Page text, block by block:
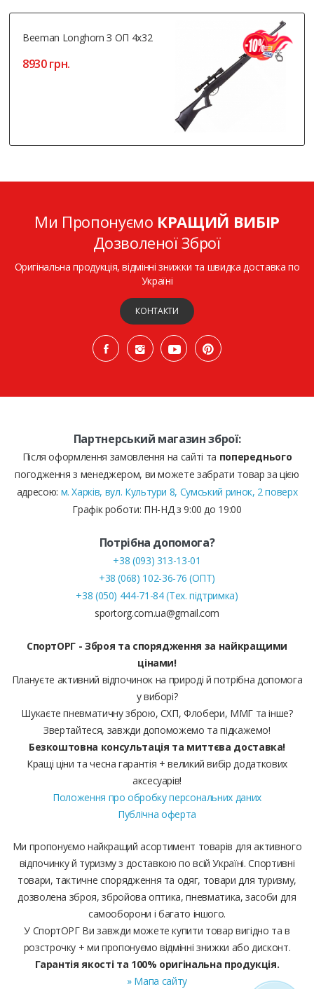
Beeman Longhorn З ОП 4x32
8930 грн.
Ми Пропонуємо КРАЩИЙ ВИБІР
Дозволеної Зброї
Оригінальна продукція, відмінні знижки та швидка доставка по
Україні
КОНТАКТИ
Партнерський магазин зброї:
Після оформлення замовлення на сайті та попереднього
погодження з менеджером, ви можете забрати товар за цією
адресою: м. Харків, вул. Культури 8, Сумський ринок, 2 поверх
Графік роботи: ПН-НД з 9:00 до 19:00
Потрібна допомога?
+38 (093) 313-13-01
+38 (068) 102-36-76 (ОПТ)
+38 (050) 444-71-84 (Тех. підтримка)
sportorg.com.ua@gmail.com
СпортОРГ - Зброя та спорядження за найкращими
цінами!
Плануєте активний відпочинок на природі й потрібна допомога
у виборі?
Шукаєте пневматичну зброю, СХП, Флобери, ММГ та інше?
Звертайтеся, завжди допоможемо та підкажемо!
Безкоштовна консультація та миттєва доставка!
Кращі ціни та чесна гарантія + великий вибір додаткових
аксесуарів!
Положення про обробку персональних даних
Публічна оферта
Ми пропонуємо найкращий асортимент товарів для активного
відпочинку й туризму з доставкою по всій Україні. Спортивні
товари, тактичне спорядження та одяг, товари для туризму,
дозволена зброя, збройова оптика, пневматика, засоби для
самооборони і багато іншого.
У СпортОРГ Ви завжди можете купити товар вигідно та в
розстрочку + ми пропонуємо відмінні знижки або дисконт.
Гарантія якості та 100% оригінальна продукція.
» Мапа сайту